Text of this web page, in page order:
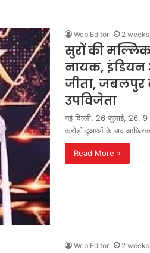
Web Editor 2
सुरों की
नायक, इंडियन
जीता, जबलपुर
उपविजेता
नई दिल्ली, 26 जुलाई, 26.
करोड़ों दुआओं के बाद
Read More »
Web Editor 2